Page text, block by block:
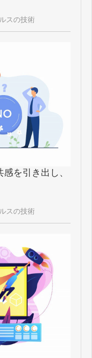
スの技術
を引き出し、
スの技術